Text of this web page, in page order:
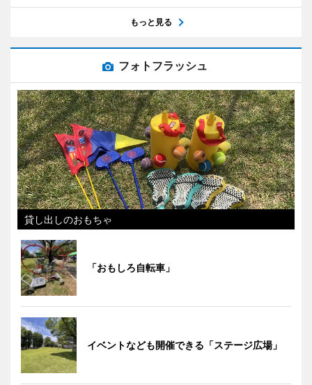
もっと見る
フォトフラッシュ
貸し出しのおもちゃ
「おもしろ自転車」
イベントなども開催できる「ステージ広場」